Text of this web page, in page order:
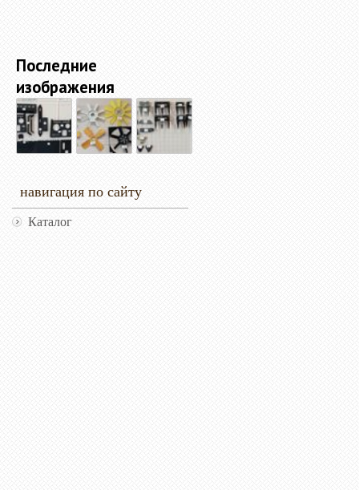
Последние
изображения
навигация по сайту
Каталог